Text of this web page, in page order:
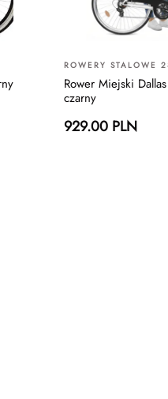
ROWERY STALOWE
Rower Miejski
czarny
929.00 PLN